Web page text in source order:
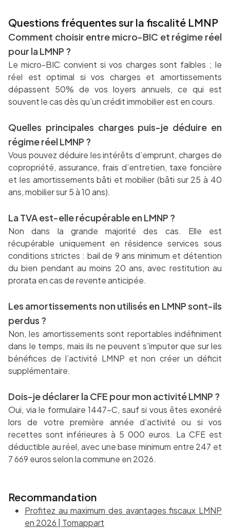
Questions fréquentes sur la fiscalité LMNP
Comment choisir entre micro-BIC et régime réel
pour la LMNP ?
Le micro-BIC convient si vos charges sont faibles ; le
réel est optimal si vos charges et amortissements
dépassent 50% de vos loyers annuels, ce qui est
souvent le cas dès qu’un crédit immobilier est en cours.
Quelles principales charges puis-je déduire en
régime réel LMNP ?
Vous pouvez déduire les intérêts d’emprunt, charges de
copropriété, assurance, frais d’entretien, taxe foncière
et les amortissements bâti et mobilier (bâti sur 25 à 40
ans, mobilier sur 5 à 10 ans).
La TVA est-elle récupérable en LMNP ?
Non dans la grande majorité des cas. Elle est
récupérable uniquement en résidence services sous
conditions strictes : bail de 9 ans minimum et détention
du bien pendant au moins 20 ans, avec restitution au
prorata en cas de revente anticipée.
Les amortissements non utilisés en LMNP sont-ils
perdus ?
Non, les amortissements sont reportables indéfiniment
dans le temps, mais ils ne peuvent s’imputer que sur les
bénéfices de l’activité LMNP et non créer un déficit
supplémentaire.
Dois-je déclarer la CFE pour mon activité LMNP ?
Oui, via le formulaire 1447-C, sauf si vous êtes exonéré
lors de votre première année d’activité ou si vos
recettes sont inférieures à 5 000 euros. La CFE est
déductible au réel, avec une base minimum entre 247 et
7 669 euros selon la commune en 2026.
Recommandation
Profitez au maximum des avantages fiscaux LMNP
en 2026 | Tomappart